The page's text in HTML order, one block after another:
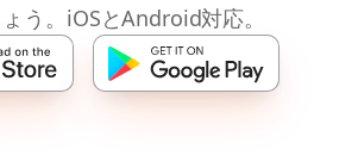
う。iOSとAndroid対応。